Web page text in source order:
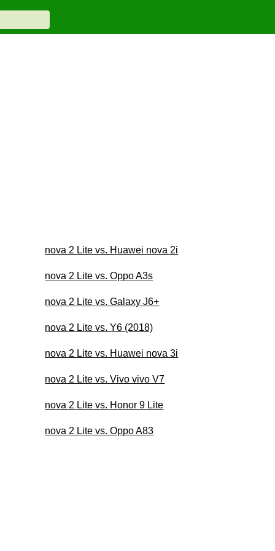
nova 2 Lite vs. Huawei nova 2i
nova 2 Lite vs. Oppo A3s
nova 2 Lite vs. Galaxy J6+
nova 2 Lite vs. Y6 (2018)
nova 2 Lite vs. Huawei nova 3i
nova 2 Lite vs. Vivo vivo V7
nova 2 Lite vs. Honor 9 Lite
nova 2 Lite vs. Oppo A83